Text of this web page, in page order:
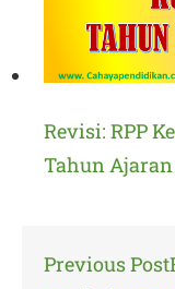
Revisi: RPP
Tahun Ajaran
Post
Previous Post